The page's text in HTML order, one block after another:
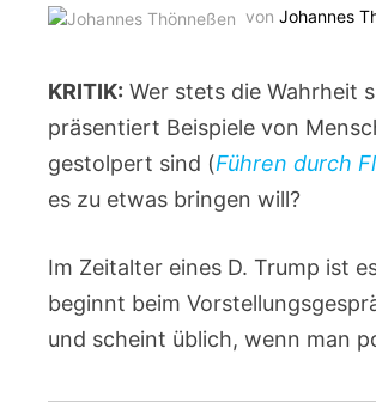
vonJohannes
KRITIK: Wer stets die Wahrheit
präsentiert Beispiele von
gestolpert sind (Führen durch
es zu etwas bringen will?
Im Zeitalter eines D. Trump ist
beginnt beim
und scheint üblich, wenn man